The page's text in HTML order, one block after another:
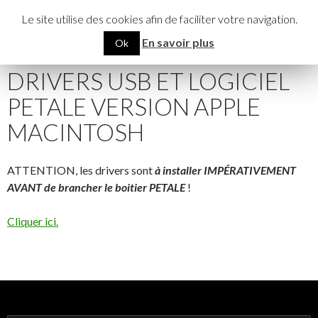
Pétale
DRIVERS USB ET LOGICIEL
PETALE VERSION APPLE
MACINTOSH
ATTENTION, les drivers sontà installer IMPÉRATIVEMENT
AVANT de brancher le boitier PETALE!
Cliquer ici.
Le site utilise des cookies afin de faciliter votre navigation.
Ok En savoir plus